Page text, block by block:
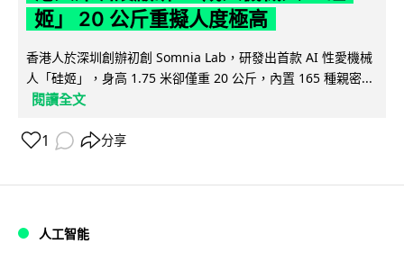
姬」 20 公斤重擬人度極高
香港人於深圳創辦初創 Somnia Lab，研發出首款 AI 性愛機械
人「硅姬」，身高 1.75 米卻僅重 20 公斤，內置 165 種親密...
閱讀全文
1 分享
人工智能